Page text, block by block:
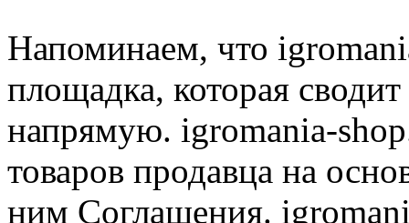
Напоминаем, что
площадка, которая
напрямую. igromania-
товаров продавца на
ним Соглашения.